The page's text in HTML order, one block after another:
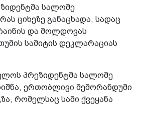
სალომე
ციხეზე განაცხადა, სადაც
და მოლდოვას
სამიტის დეკლარაციას
პრეზიდენტმა სალომე
ერთობლივი მემორანდუმი
რომელსაც სამი ქვეყანა